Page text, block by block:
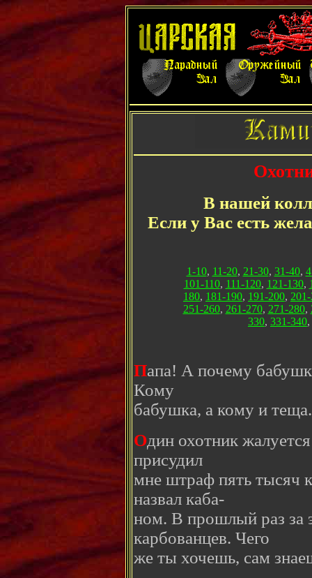
В нашей
Если у Вас есть
1-10, 11-20, 21-30, 31-40,
101-110, 111-120, 121-130,
180, 181-190, 191-200,
251-260, 261-270, 271-280,
330, 331-340,
Папа! А почему
Кому
бабушка, а кому и
Один охотник
присудил
мне штраф пять тысяч
назвал каба-
ном. В прошлый раз за
карбованцев. Чего
же ты хочешь, сам